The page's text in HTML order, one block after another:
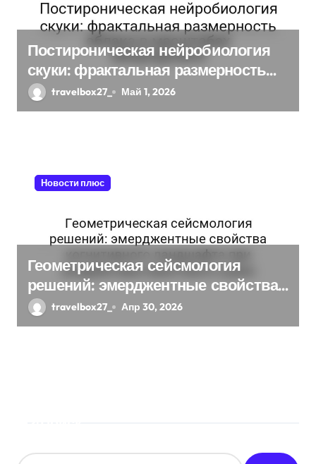
Постироническая нейробиология
скуки: фрактальная размерность
облака в масштабах микроуровня
travelbox27_ Май 1, 2026
Новости плюс
Геометрическая сейсмология
решений: эмерджентные свойства
когнитивного ландшафта при
воздействии квантового шума
travelbox27_ Апр 30, 2026